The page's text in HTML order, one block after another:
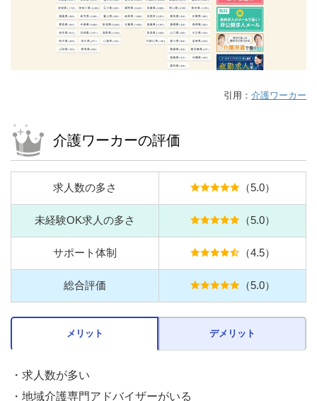
引用： 介護ワーカー
介護ワーカーの評価
求人数の多さ （5.0）
未経験OK求人の多さ （5.0）
サポート体制 （4.5）
総合評価 （5.0）
メリット デメリット
・求人数が多い
・地域介護専門アドバイザーがいる